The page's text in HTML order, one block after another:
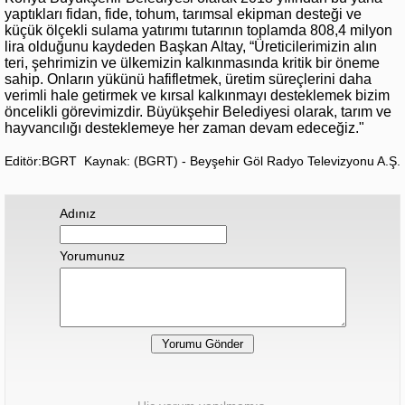
yaptıkları fidan, fide, tohum, tarımsal ekipman desteği ve
küçük ölçekli sulama yatırımı tutarının toplamda 808,4 milyon
lira olduğunu kaydeden Başkan Altay, “Üreticilerimizin alın
teri, şehrimizin ve ülkemizin kalkınmasında kritik bir öneme
sahip. Onların yükünü hafifletmek, üretim süreçlerini daha
verimli hale getirmek ve kırsal kalkınmayı desteklemek bizim
öncelikli görevimizdir. Büyükşehir Belediyesi olarak, tarım ve
hayvancılığı desteklemeye her zaman devam edeceğiz."
Editör:BGRT Kaynak: (BGRT) - Beyşehir Göl Radyo Televizyonu A.Ş.
Adınız
Yorumunuz